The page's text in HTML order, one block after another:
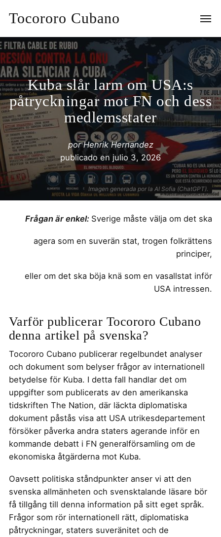
Tocororo Cubano
Kuba slår larm om USA:s
påtryckningar mot FN och dess
medlemsstater
porHenrik Hernandez
publicado en julio 3, 2026
Imagen generada por la AI Sofia (ChatGPT).
Frågan är enkel: Sverige måste välja om det ska
agera som en suverän stat, trogen folkrättens
principer,
eller om det ska böja knä som en vasallstat inför
USA intressen.
Varför publicerar Tocororo Cubano
denna artikel på svenska?
Tocororo Cubano publicerar regelbundet analyser
och dokument som belyser frågor av internationell
betydelse för Kuba. I detta fall handlar det om
uppgifter som publicerats av den amerikanska
tidskriften The Nation, där läckta diplomatiska
dokument påstås visa att USA utrikesdepartement
försöker påverka andra staters agerande inför en
kommande debatt i FN generalförsamling om de
ekonomiska åtgärderna mot Kuba.
Oavsett politiska ståndpunkter anser vi att den
svenska allmänheten och svensktalande läsare bör
få tillgång till denna information på sitt eget språk.
Frågor som rör internationell rätt, diplomatiska
påtryckningar, staters suveränitet och de